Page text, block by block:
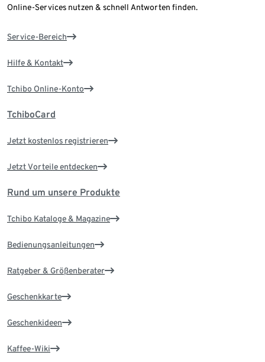
Online-Services nutzen & schnell Antworten finden.
Service-Bereich
Hilfe & Kontakt
Tchibo Online-Konto
TchiboCard
Jetzt kostenlos registrieren
Jetzt Vorteile entdecken
Rund um unsere Produkte
Tchibo Kataloge & Magazine
Bedienungsanleitungen
Ratgeber & Größenberater
Geschenkkarte
Geschenkideen
Kaffee-Wiki